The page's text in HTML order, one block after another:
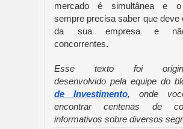
mercado é simultânea e o
sempre precisa saber que deve
da sua empresa e
concorrentes.
Esse texto foi
desenvolvido pela equipe do
de Investimento, onde
encontrar centenas de
informativos sobre diversos